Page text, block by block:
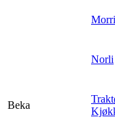
Norli
Beka